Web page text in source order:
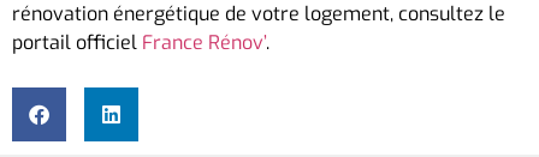
rénovation énergétique de votre logement, consultez le
portail officiel France Rénov’.